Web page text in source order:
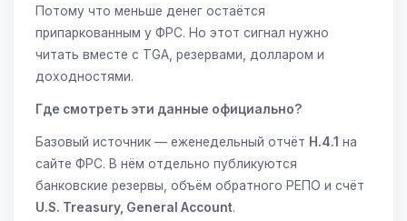
Потому что меньше денег остаётся
припаркованным у ФРС. Но этот сигнал нужно
читать вместе с TGA, резервами, долларом и
доходностями.
Где смотреть эти данные официально?
Базовый источник — еженедельный отчёт H.4.1 на
сайте ФРС. В нём отдельно публикуются
банковские резервы, объём обратного РЕПО и счёт
U.S. Treasury, General Account.